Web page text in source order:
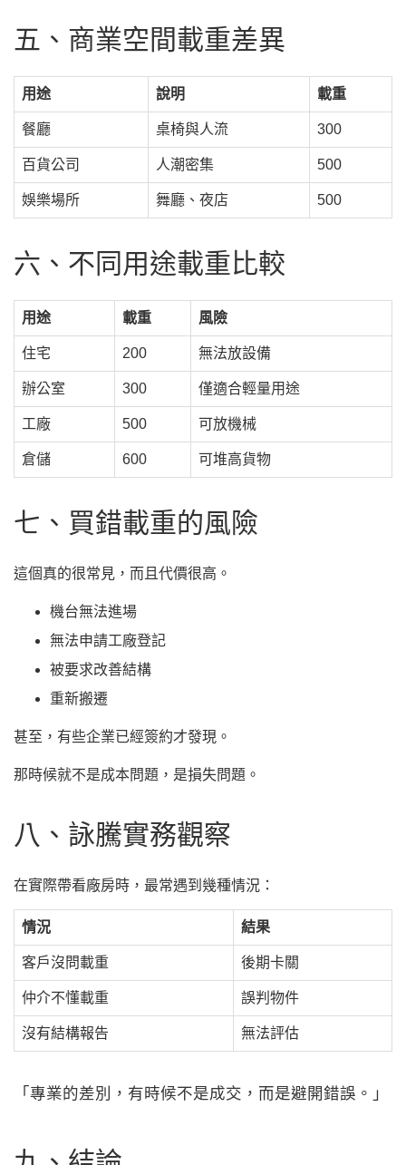
五、商業空間載重差異
用途 說明 載重
餐廳 桌椅與人流 300
百貨公司 人潮密集 500
娛樂場所 舞廳、夜店 500
六、不同用途載重比較
用途 載重 風險
住宅 200 無法放設備
辦公室 300 僅適合輕量用途
工廠 500 可放機械
倉儲 600 可堆高貨物
七、買錯載重的風險
這個真的很常見，而且代價很高。
機台無法進場
無法申請工廠登記
被要求改善結構
重新搬遷
甚至，有些企業已經簽約才發現。
那時候就不是成本問題，是損失問題。
八、詠騰實務觀察
在實際帶看廠房時，最常遇到幾種情況：
情況 結果
客戶沒問載重 後期卡關
仲介不懂載重 誤判物件
沒有結構報告 無法評估
「專業的差別，有時候不是成交，而是避開錯誤。」